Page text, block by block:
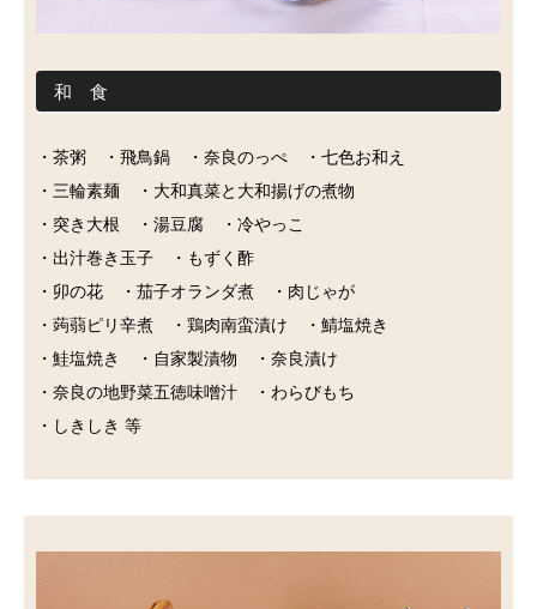
和 食
・茶粥 ・飛鳥鍋 ・奈良のっぺ ・七色お和え
・三輪素麺 ・大和真菜と大和揚げの煮物
・突き大根 ・湯豆腐 ・冷やっこ
・出汁巻き玉子 ・もずく酢
・卯の花 ・茄子オランダ煮 ・肉じゃが
・蒟蒻ピリ辛煮 ・鶏肉南蛮漬け ・鯖塩焼き
・鮭塩焼き ・自家製漬物 ・奈良漬け
・奈良の地野菜五徳味噌汁 ・わらびもち
・しきしき 等